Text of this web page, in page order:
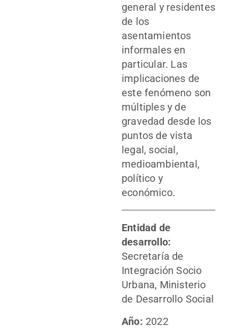
general y residentes
de los
asentamientos
informales en
particular. Las
implicaciones de
este fenómeno son
múltiples y de
gravedad desde los
puntos de vista
legal, social,
medioambiental,
político y
económico.
Entidad de
desarrollo:
Secretaría de
Integración Socio
Urbana, Ministerio
de Desarrollo Social
Año: 2022